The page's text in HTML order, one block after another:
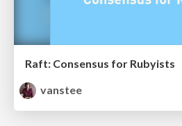
Raft: Consensus for Rubyists
vanstee